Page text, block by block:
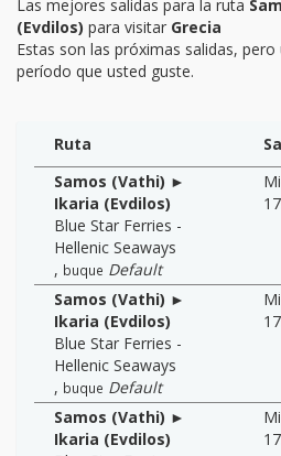
Las mejores salidas para la ruta
(Evdilos) para visitar Grecia
Estas son las próximas salidas,
período que usted guste.
Ruta
Samos (Vathi) ►
Ikaria (Evdilos)
Blue Star Ferries -
Hellenic Seaways
, buque Default
Samos (Vathi) ►
Ikaria (Evdilos)
Blue Star Ferries -
Hellenic Seaways
, buque Default
Samos (Vathi) ►
Ikaria (Evdilos)